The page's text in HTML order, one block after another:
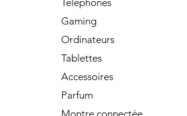
Téléphones
Gaming
Ordinateurs
Tablettes
Accessoires
Parfum